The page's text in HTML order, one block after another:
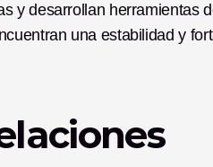
y desarrollan herramientas
una estabilidad y